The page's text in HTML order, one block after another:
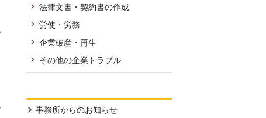
法律文書・契約書の作成
労使・労務
企業破産・再生
その他の企業トラブル
事務所からのお知らせ